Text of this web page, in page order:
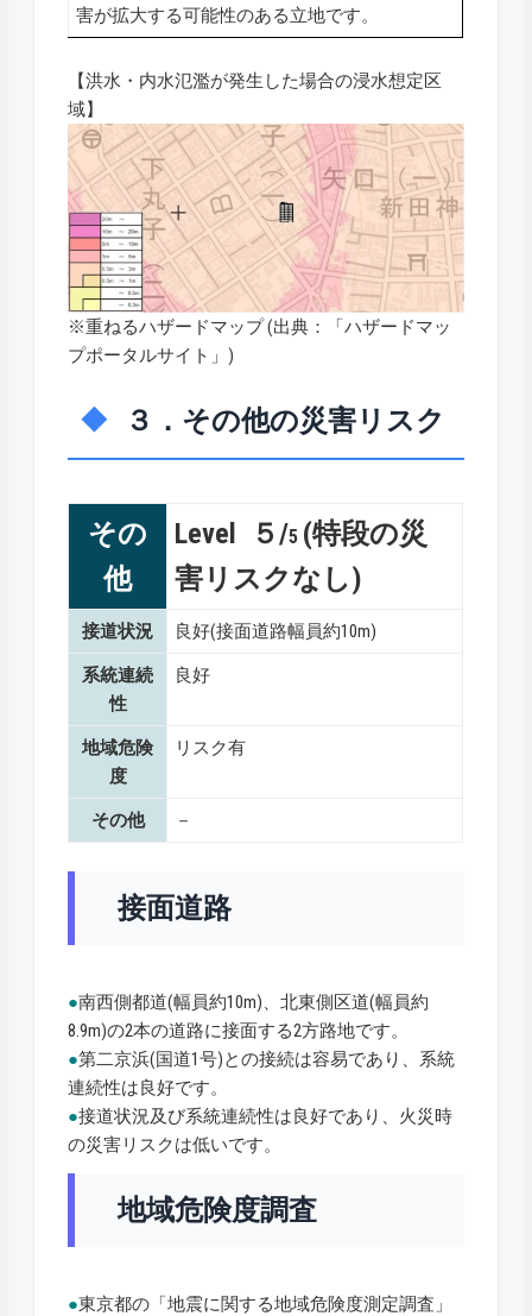
害が拡大する可能性のある立地です。
【洪水・内水氾濫が発生した場合の浸水想定区
域】
※重ねるハザードマップ (出典：「ハザードマッ
プポータルサイト 」)
３．その他の災害リスク
その
他
Level ５/5 (特段の災
害リスクなし)
接道状況 良好(接面道路幅員約10m)
系統連続
性
良好
地域危険
度
リスク有
その他 －
接面道路
●南西側都道(幅員約10m)、北東側区道(幅員約
8.9m)の2本の道路に接面する2方路地です。
●第二京浜(国道1号)との接続は容易であり、系統
連続性は良好です。
●接道状況及び系統連続性は良好であり、火災時
の災害リスクは低いです。
地域危険度調査
●東京都の「地震に関する地域危険度測定調査」